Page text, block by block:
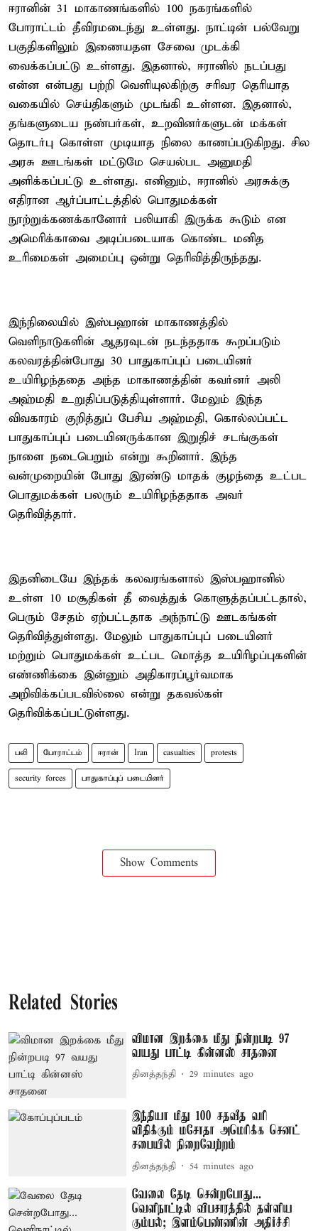
ஈரானின் 31 மாகாணங்களில் 100 நகரங்களில்
போராட்டம் தீவிரமடைந்து உள்ளது. நாட்டின் பல்வேறு
பகுதிகளிலும் இணையதள சேவை முடக்கி
வைக்கப்பட்டு உள்ளது. இதனால், ஈரானில் நடப்பது
என்ன என்பது பற்றி வெளியுலகிற்கு சரிவர தெரியாத
வகையில் செய்திகளும் முடங்கி உள்ளன. இதனால்,
தங்களுடைய நண்பர்கள், உறவினர்களுடன் மக்கள்
தொடர்பு கொள்ள முடியாத நிலை காணப்படுகிறது. சில
அரசு ஊடங்கள் மட்டுமே செயல்பட அனுமதி
அளிக்கப்பட்டு உள்ளது. எனினும், ஈரானில் அரசுக்கு
எதிரான ஆர்ப்பாட்டத்தில் பொதுமக்கள்
நூற்றுக்கணக்கானோர் பலியாகி இருக்க கூடும் என
அமெரிக்காவை அடிப்படையாக கொண்ட மனித
உரிமைகள் அமைப்பு ஒன்று தெரிவித்திருந்தது.
இந்நிலையில் இஸ்பஹான் மாகாணத்தில்
வெளிநாடுகளின் ஆதரவுடன் நடந்ததாக கூறப்படும்
கலவரத்தின்போது 30 பாதுகாப்புப் படையினர்
உயிரிழந்ததை அந்த மாகாணத்தின் கவர்னர் அலி
அஹ்மதி உறுதிப்படுத்தியுள்ளார். மேலும் இந்த
விவகாரம் குறித்துப் பேசிய அஹ்மதி, கொல்லப்பட்ட
பாதுகாப்புப் படையினருக்கான இறுதிச் சடங்குகள்
நாளை நடைபெறும் என்று கூறினார். இந்த
வன்முறையின் போது இரண்டு மாதக் குழந்தை உட்பட
பொதுமக்கள் பலரும் உயிரிழந்ததாக அவர்
தெரிவித்தார்.
இதனிடையே இந்தக் கலவரங்களால் இஸ்பஹானில்
உள்ள 10 மசூதிகள் தீ வைத்துக் கொளுத்தப்பட்டதால்,
பெரும் சேதம் ஏற்பட்டதாக அந்நாட்டு ஊடகங்கள்
தெரிவித்துள்ளது. மேலும் பாதுகாப்புப் படையினர்
மற்றும் பொதுமக்கள் உட்பட மொத்த உயிரிழப்புகளின்
எண்ணிக்கை இன்னும் அதிகாரப்பூர்வமாக
அறிவிக்கப்படவில்லை என்று தகவல்கள்
தெரிவிக்கப்பட்டுள்ளது.
பலி போராட்டம் ஈரான் Iran casualties protests
security forces பாதுகாப்புப் படையினர்
Show Comments
Related Stories
விமான இறக்கை மீது நின்றபடி 97
வயது பாட்டி கின்னஸ் சாதனை
தினத்தந்தி 29 minutes ago
இந்தியா மீது 100 சதவீத வரி
விதிக்கும் மசோதா அமெரிக்க செனட்
சபையில் நிறைவேற்றம்
தினத்தந்தி 54 minutes ago
வேலை தேடி சென்றபோது...
வெளிநாட்டில் விபசாரத்தில் தள்ளிய
கும்பல்; இளம்பெண்ணின் அதிர்ச்சி